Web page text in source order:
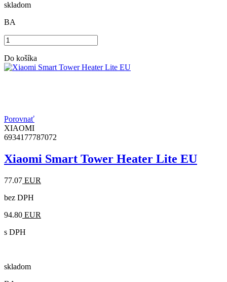
skladom
BA
Do košíka
Porovnať
XIAOMI
6934177787072
Xiaomi Smart Tower Heater Lite EU
77.07 EUR
bez DPH
94.80 EUR
s DPH
skladom